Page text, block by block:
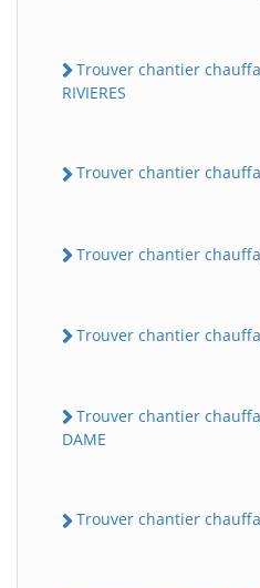
Trouver chantier
RIVIERES
Trouver chantier
Trouver chantier
Trouver chantier
Trouver chantier
DAME
Trouver chantier